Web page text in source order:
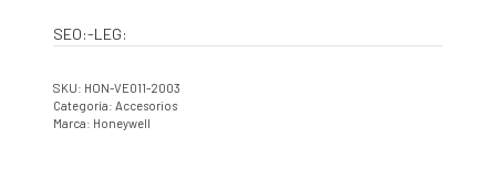
SEO:-LEG:
SKU: HON-VE011-2003
Categoría: Accesorios
Marca: Honeywell